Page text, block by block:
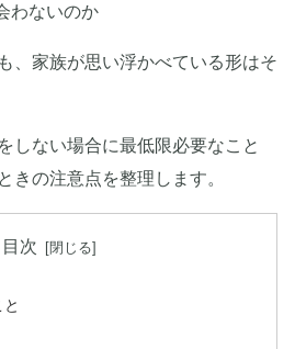
わないのか
、家族が思い浮かべている形はそ
しない場合に最低限必要なこと
きの注意点を整理します。
目次